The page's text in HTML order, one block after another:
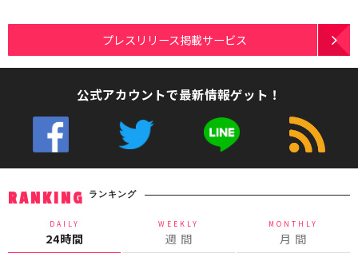
プレスリリース掲載サービス
公式アカウントで最新情報ゲット！
RANKING ランキング
DAILY
24時間
WEEKLY
週 間
MONTHLY
月 間